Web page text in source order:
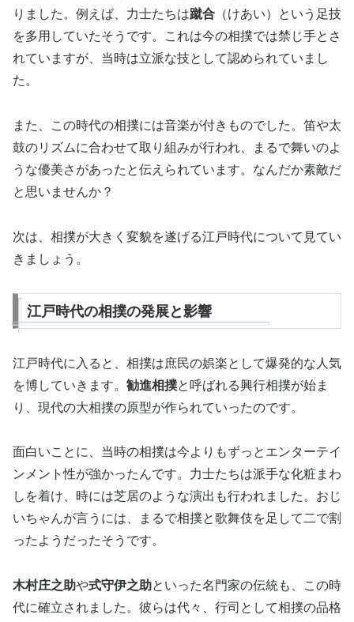
りました。例えば、力士たちは蹴合 （けあい）という足技
を多用していたそうです。これは今の相撲では禁じ手とさ
れていますが、当時は立派な技として認められていまし
た。
また、この時代の相撲には音楽が付きものでした。笛や太
鼓のリズムに合わせて取り組みが行われ、まるで舞いのよ
うな優美さがあったと伝えられています。なんだか素敵だ
と思いませんか？
次は、相撲が大きく変貌を遂げる江戸時代について見てい
きましょう。
江戸時代の相撲の発展と影響
江戸時代に入ると、相撲は庶民の娯楽として爆発的な人気
を博していきます。 勧進相撲と呼ばれる興行相撲が始ま
り、現代の大相撲の原型が作られていったのです。
面白いことに、当時の相撲は今よりもずっとエンターテイ
ンメント性が強かったんです。力士たちは派手な化粧まわ
しを着け、時には芝居のような演出も行われました。おじ
いちゃんが言うには、まるで相撲と歌舞伎を足して二で割
ったようだったそうです。
木村庄之助や式守伊之助といった名門家の伝統も、この時
代に確立されました。彼らは代々、行司として相撲の品格